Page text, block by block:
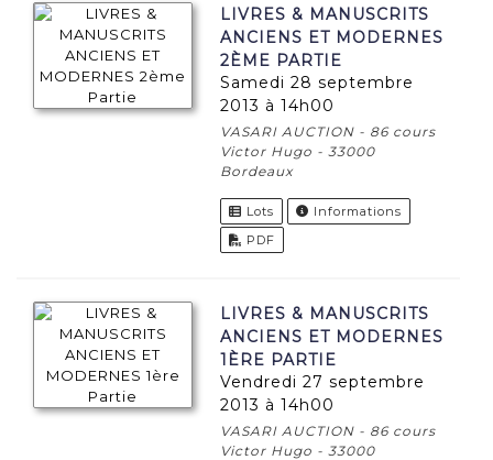
LIVRES & MANUSCRITS
ANCIENS ET MODERNES
2ÈME PARTIE
samedi 28 septembre
2013 à 14h00
VASARI AUCTION - 86 cours
Victor Hugo - 33000
Bordeaux
Lots
Informations
PDF
LIVRES & MANUSCRITS
ANCIENS ET MODERNES
1ÈRE PARTIE
vendredi 27 septembre
2013 à 14h00
VASARI AUCTION - 86 cours
Victor Hugo - 33000